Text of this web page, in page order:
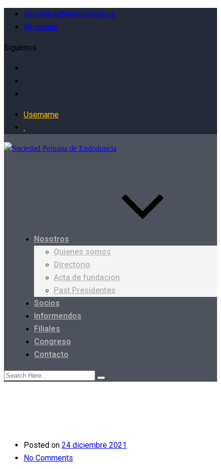
secretaria@endodoncia.pe
Whatsapp
Siguenos
Username
.
Nosotros
Quienes somos
Directorio
Acta de fundacion
Past Presidentes
Socios
Informendos
Filiales
Congreso
Contacto
Posted on 24 diciembre 2021
No Comments